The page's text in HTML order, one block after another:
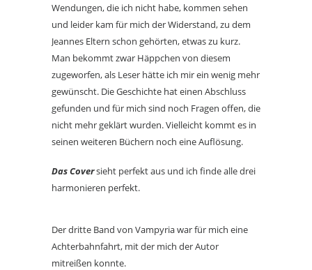
Wendungen, die ich nicht habe, kommen sehen
und leider kam für mich der Widerstand, zu dem
Jeannes Eltern schon gehörten, etwas zu kurz.
Man bekommt zwar Häppchen von diesem
zugeworfen, als Leser hätte ich mir ein wenig mehr
gewünscht. Die Geschichte hat einen Abschluss
gefunden und für mich sind noch Fragen offen, die
nicht mehr geklärt wurden. Vielleicht kommt es in
seinen weiteren Büchern noch eine Auflösung.
Das Coversieht perfekt aus und ich finde alle drei
harmonieren perfekt.
Der dritte Band von Vampyria war für mich eine
Achterbahnfahrt, mit der mich der Autor
mitreißen konnte.